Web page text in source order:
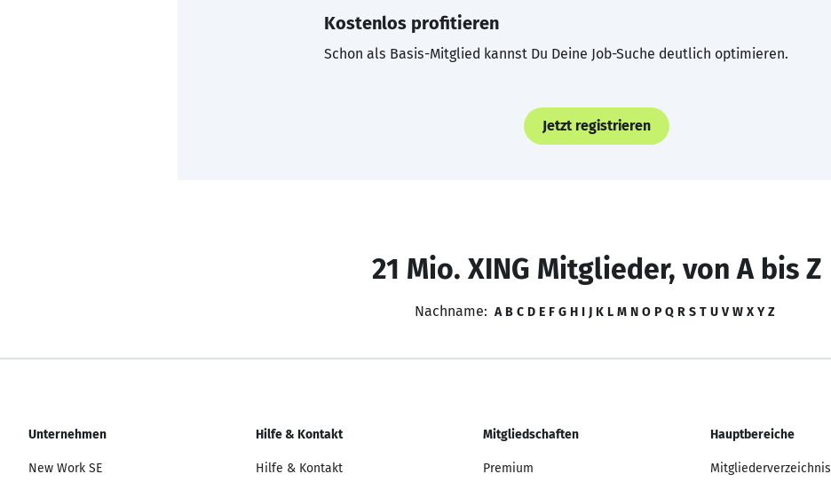
Kostenlos profitieren
Schon als Basis-Mitglied kannst Du Deine Job-Suche deutlich optimieren.
Jetzt registrieren
21 Mio. XING Mitglieder, von A bis Z
Nachname: A B C D E F G H I J K L M N O P Q R S T U V W X Y Z
Unternehmen
New Work SE
Hilfe & Kontakt
Hilfe & Kontakt
Mitgliedschaften
Premium
Hauptbereiche
Mitgliederverzeichnis